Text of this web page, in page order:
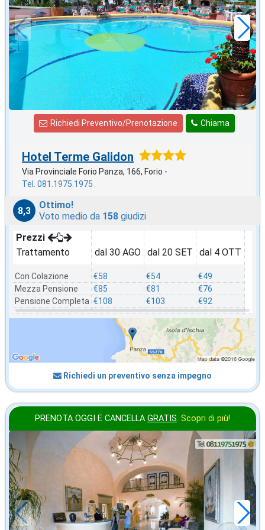
€54,00
a notte
Chiama
Richiedi Preventivo/Prenotazione
Hotel Terme Galidon
Via Provinciale Forio Panza, 166, Forio -
Tel. 081.1975.1975
8,3
Ottimo!
Voto medio da 158 giudizi
Prezzi
Trattamento
Con Colazione
Mezza Pensione
Pensione Completa
dal 30 AGO
€58
€85
€108
dal 20 SET
€54
€81
€103
dal 4 OTT
€49
€76
€92
Richiedi un preventivo senza impegno
PRENOTA OGGI E CANCELLA GRATIS. Scopri di più!
settembre
in offerta da
€73 ,36
a notte